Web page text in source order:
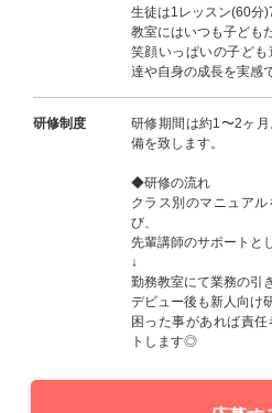
生徒は1レッスン(60分
教室にはいつも子ども
笑顔いっぱいの子ど
達や自身の成長を実感
研修制度
研修期間は約1〜2ヶ
備を致します。
◆研修の流れ
クラス別のマニュア
び、
先輩講師のサポートと
↓
勤務教室にて業務の引
デビュー後も新人向け
困った事があれば責
トします◎